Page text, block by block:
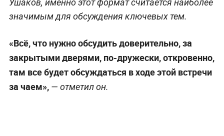
Ушаков, именно этот формат считается наиболее
значимым для обсуждения ключевых тем.
«Всё, что нужно обсудить доверительно, за
закрытыми дверями, по-дружески, откровенно,
там все будет обсуждаться в ходе этой встречи
за чаем», — отметил он.